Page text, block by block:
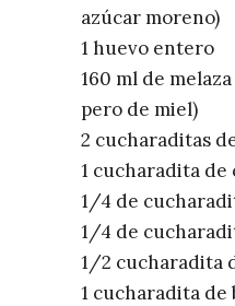
azúcar moreno)
1 huevo entero
160 ml de
pero de miel)
2 cucharaditas
1 cucharadita de
1/4 de
1/4 de
1/2 cucharadita
1 cucharadita